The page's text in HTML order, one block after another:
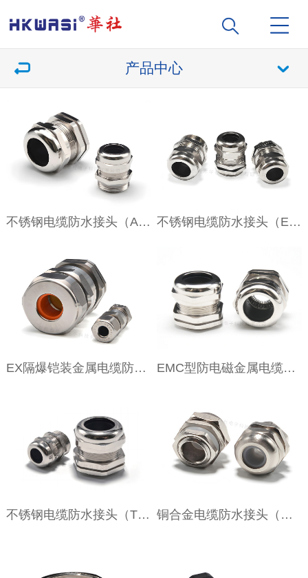
产品中心
不锈钢电缆防水接头（A型） 不锈钢电缆防水接头（E型）
EX隔爆铠装金属电缆防水接头 EMC型防电磁金属电缆防水接头
不锈钢电缆防水接头（T型） 铜合金电缆防水接头（C型）